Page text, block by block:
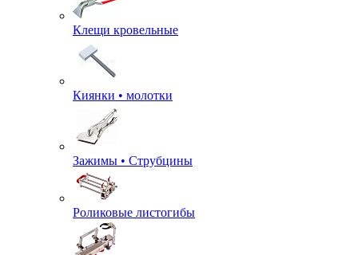
Клещи кровельные
Киянки • молотки
Зажимы • Струбцины
Роликовые листогибы